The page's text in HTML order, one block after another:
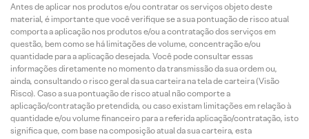
Antes de aplicar nos produtos e/ou contratar os serviços objeto deste
material, é importante que você verifique se a sua pontuação de risco atual
comporta a aplicação nos produtos e/ou a contratação dos serviços em
questão, bem como se há limitações de volume, concentração e/ou
quantidade para a aplicação desejada. Você pode consultar essas
informações diretamente no momento da transmissão da sua ordem ou,
ainda, consultando o risco geral da sua carteira na tela de carteira (Visão
Risco). Caso a sua pontuação de risco atual não comporte a
aplicação/contratação pretendida, ou caso existam limitações em relação à
quantidade e/ou volume financeiro para a referida aplicação/contratação, isto
significa que, com base na composição atual da sua carteira, esta